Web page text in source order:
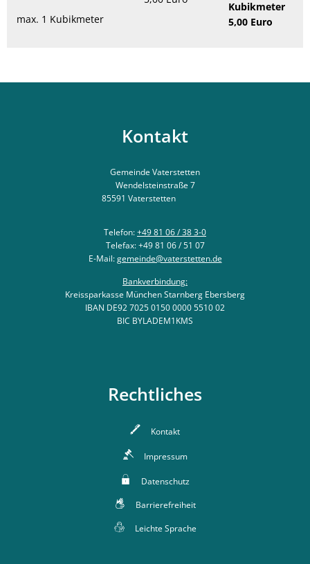
max. 1 Kubikmeter
Kubikmeter
5,00 Euro
Kontakt
Gemeinde Vaterstetten
Wendelsteinstraße 7
85591 Vaterstetten
Telefon:+49 81 06 / 38 3-0
Telefax: +49 81 06 / 51 07
E-Mail:gemeinde@vaterstetten.de
Bankverbindung:
Kreissparkasse München Starnberg Ebersberg
IBAN DE92 7025 0150 0000 5510 02
BIC BYLADEM1KMS
Rechtliches
Kontakt
Impressum
Datenschutz
Barrierefreiheit
Leichte Sprache